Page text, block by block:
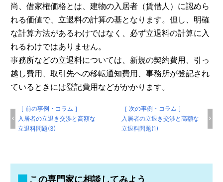
尚、借家権価格とは、建物の入居者（賃借人）に認めら
れる価値で、立退料の計算の基となります。但し、明確
な計算方法があるわけではなく、必ず立退料の計算に入
れるわけではありません。
事務所などの立退料については、新規の契約費用、引っ
越し費用、取引先への移転通知費用、事務所が登記され
ているときには登記費用などがかかります。
［ 前の事例・コラム ］
入居者の立退き交渉と高額な
立退料問題(3)
［ 次の事例・コラム ］
入居者の立退き交渉と高額な
立退料問題(1)
この専門家に相談してみよう